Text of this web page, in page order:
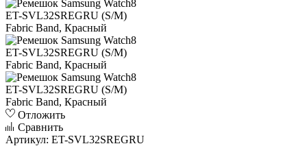
Отложить
Сравнить
Артикул: ET-SVL32SREGRU